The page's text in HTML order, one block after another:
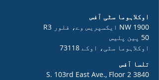
اوکلاہوما سٹی آفس
1900 NW ایکسپریس وے، فلور R3
50 پین پلیس
اوکلاہوما سٹی، اوکے 73118
تلسا آفس
3840 S. 103rd East Ave., Floor 2